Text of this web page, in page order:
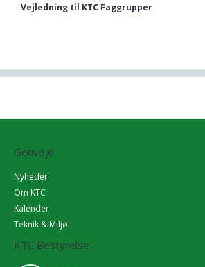
Vejledning til KTC Faggrupper
Genveje
Nyheder
Om KTC
Kalender
Teknik & Miljø
KTC Bestyrelse